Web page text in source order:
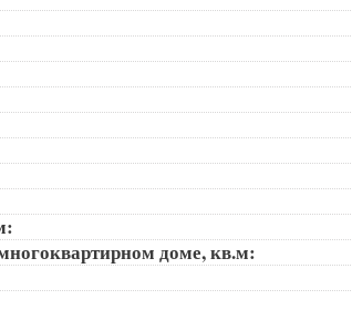
доме, кв.м: